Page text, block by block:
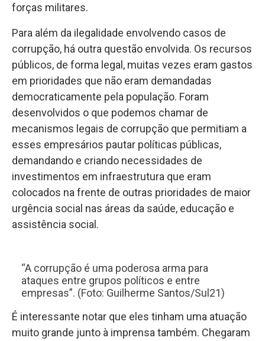
forças militares.
Para além da ilegalidade envolvendo casos de
corrupção, há outra questão envolvida. Os recursos
públicos, de forma legal, muitas vezes eram gastos
em prioridades que não eram demandadas
democraticamente pela população. Foram
desenvolvidos o que podemos chamar de
mecanismos legais de corrupção que permitiam a
esses empresários pautar políticas públicas,
demandando e criando necessidades de
investimentos em infraestrutura que eram
colocados na frente de outras prioridades de maior
urgência social nas áreas da saúde, educação e
assistência social.
“A corrupção é uma poderosa arma para
ataques entre grupos políticos e entre
empresas”. (Foto: Guilherme Santos/Sul21)
É interessante notar que eles tinham uma atuação
muito grande junto à imprensa também. Chegaram